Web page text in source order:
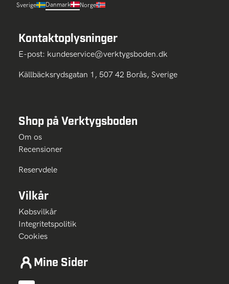
Sverige Danmark Norge
Kontaktoplysninger
E-post: kundeservice@verktygsboden.dk
Källbäcksrydsgatan 1, 507 42 Borås, Sverige
Shop på Verktygsboden
Om os
Recensioner
Reservdele
Vilkår
Købsvilkår
Integritetspolitik
Cookies
Mine Sider